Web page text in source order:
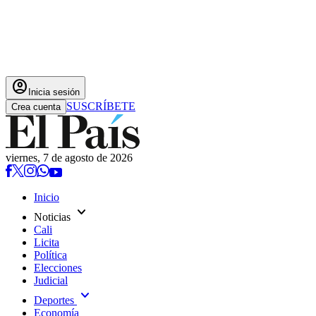
account_circle Inicia sesión
Crea cuenta SUSCRÍBETE
viernes, 7 de agosto de 2026
Inicio
Noticias expand_more
Cali
Licita
Política
Elecciones
Judicial
Deportes expand_more
Economía